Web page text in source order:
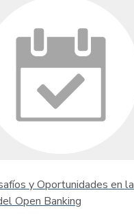
y Oportunidades en la
Open Banking